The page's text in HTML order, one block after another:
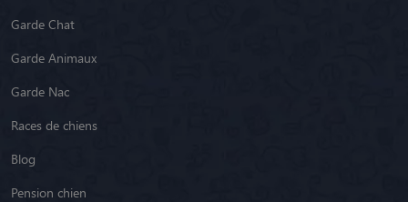
Garde Chat
Garde Animaux
Garde Nac
Races de chiens
Blog
Pension chien